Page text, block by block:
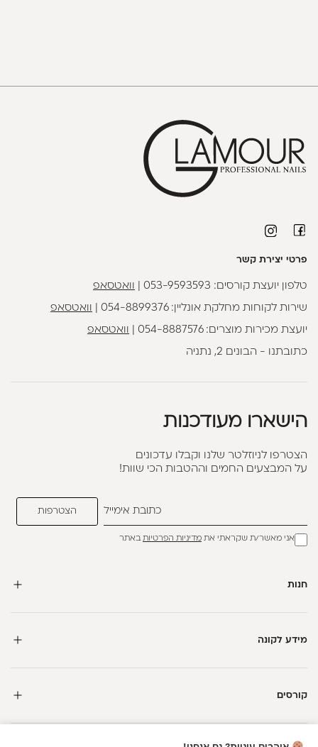
פרטי יצירת קשר
טלפון יועצת קורסים: 053-9593593 וואטסאפ
שירות לקוחות מחלקת אונליין:054-8899376 וואטסאפ
יועצת מכירות מוצרים:054-8887576 וואטסאפ
כתובתנו - הבונים 2, נתניה
הישארו מעודכנות
הצטרפו לניוזלטר שלנו וקבלו עדכונים
על המבצעים החמים וההטבות הכי שוות!
אני מאשר/ת שקראתי את מדיניות הפרטיותבאתר
חנות
מידע לקונה
קורסים